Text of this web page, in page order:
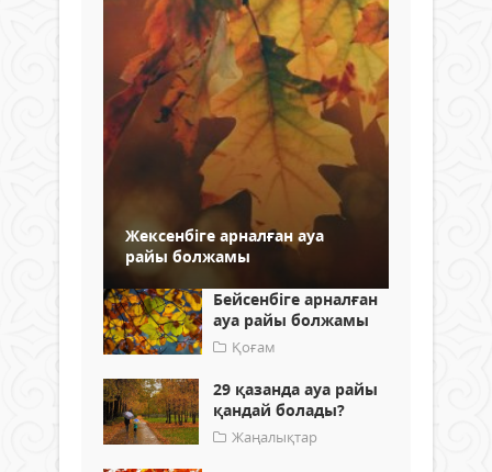
Жексенбіге арналған ауа
райы болжамы
Бейсенбіге арналған
ауа райы болжамы
Қоғам
29 қазанда ауа райы
қандай болады?
Жаңалықтар